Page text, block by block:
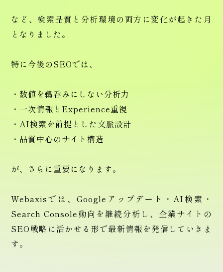
など、検索品質と分析環境の両方に変化が起きた月
となりました。
特に今後のSEOでは、
・数値を鵜呑みにしない分析力
・一次情報とExperience重視
・AI検索を前提とした文脈設計
・品質中心のサイト構造
が、さらに重要になります。
Webaxisでは、Googleアップデート・AI検索・
Search Console動向を継続分析し、企業サイトの
SEO戦略に活かせる形で最新情報を発信していきま
す。